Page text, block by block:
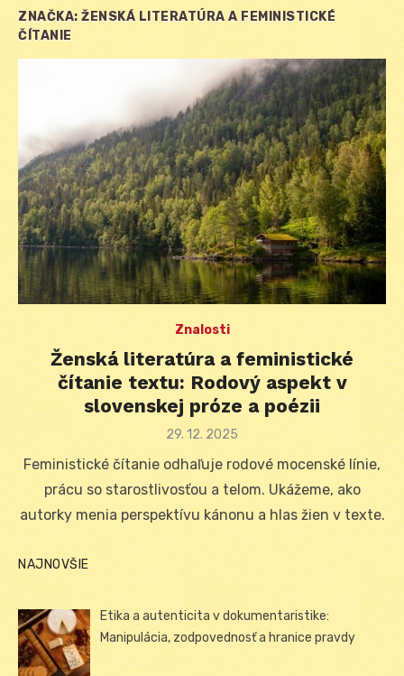
ZNAČKA: ŽENSKÁ LITERATÚRA A FEMINISTICKÉ
ČÍTANIE
Znalosti
Ženská literatúra a feministické
čítanie textu: Rodový aspekt v
slovenskej próze a poézii
Posted
29. 12. 2025
Feministické čítanie odhaľuje rodové mocenské línie,
prácu so starostlivosťou a telom. Ukážeme, ako
autorky menia perspektívu kánonu a hlas žien v texte.
NAJNOVŠIE
Etika a autenticita v dokumentaristike:
Manipulácia, zodpovednosť a hranice pravdy